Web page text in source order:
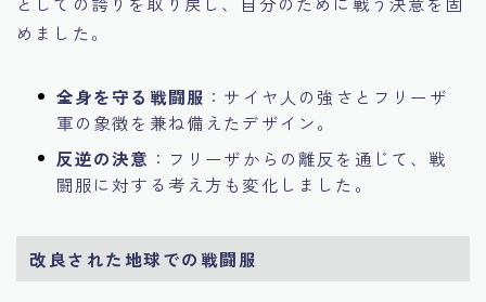
めました。
全身を守る戦闘服 ：サイヤ人の強さとフリーザ
軍の象徴を兼ね備えたデザイン。
反逆の決意 ：フリーザからの離反を通じて、戦
闘服に対する考え方も変化しました。
改良された地球での戦闘服